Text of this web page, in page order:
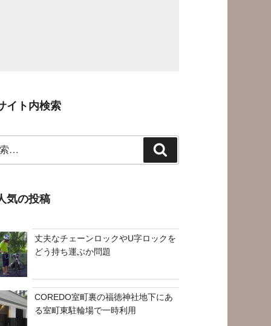
イト内検索
索
気の投稿
丈夫なチェーンロックやU字ロックを
どう持ち運ぶか問題
COREDO室町裏の福徳神社地下にあ
る室町東駐輪場で一時利用